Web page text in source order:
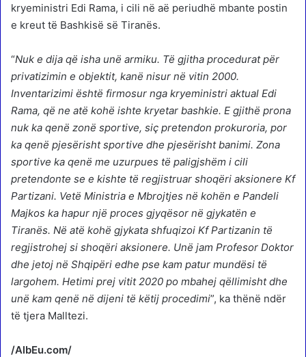
kryeministri Edi Rama, i cili në aë periudhë mbante postin
e kreut të Bashkisë së Tiranës.
“Nuk e dija që isha unë armiku. Të gjitha procedurat për
privatizimin e objektit, kanë nisur në vitin 2000.
Inventarizimi është firmosur nga kryeministri aktual Edi
Rama, që ne atë kohë ishte kryetar bashkie. E gjithë prona
nuk ka qenë zonë sportive, siç pretendon prokuroria, por
ka qenë pjesërisht sportive dhe pjesërisht banimi. Zona
sportive ka qenë me uzurpues të paligjshëm i cili
pretendonte se e kishte të regjistruar shoqëri aksionere Kf
Partizani. Vetë Ministria e Mbrojtjes në kohën e Pandeli
Majkos ka hapur një proces gjyqësor në gjykatën e
Tiranës. Në atë kohë gjykata shfuqizoi Kf Partizanin të
regjistrohej si shoqëri aksionere. Unë jam Profesor Doktor
dhe jetoj në Shqipëri edhe pse kam patur mundësi të
largohem. Hetimi prej vitit 2020 po mbahej qëllimisht dhe
unë kam qenë në dijeni të këtij procedimi”, ka thënë ndër
të tjera Malltezi.
/AlbEu.com/